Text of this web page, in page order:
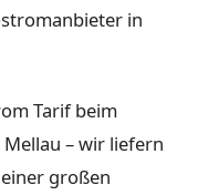
in
Tarif beim
– wir liefern
großen